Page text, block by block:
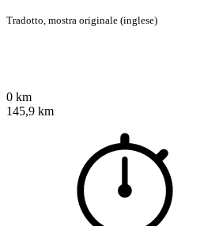
Tradotto, mostra originale (inglese)
0 km
145,9 km